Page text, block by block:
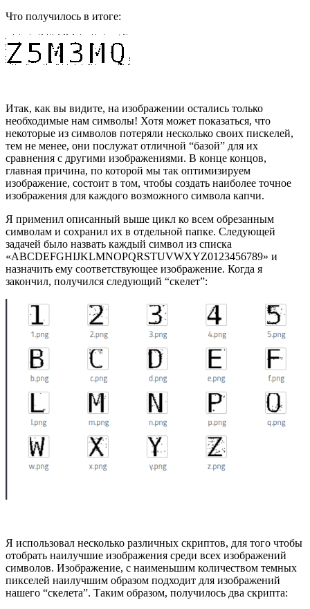
Что получилось в итоге:
Итак, как вы видите, на изображении остались только
необходимые нам символы! Хотя может показаться, что
некоторые из символов потеряли несколько своих пискелей,
тем не менее, они послужат отличной “базой” для их
сравнения с другими изображениями. В конце концов,
главная причина, по которой мы так оптимизируем
изображение, состоит в том, чтобы создать наиболее точное
изображения для каждого возможного символа капчи.
Я применил описанный выше цикл ко всем обрезанным
символам и сохранил их в отдельной папке. Следующей
задачей было назвать каждый символ из списка
«ABCDEFGHIJKLMNOPQRSTUVWXYZ0123456789» и
назначить ему соответствующее изображение. Когда я
закончил, получился следующий “скелет”:
Я использовал несколько различных скриптов, для того чтобы
отобрать наилучшие изображения среди всех изображений
символов. Изображение, с наименьшим количеством темных
пикселей наилучшим образом подходит для изображений
нашего “скелета”. Таким образом, получилось два скрипта: